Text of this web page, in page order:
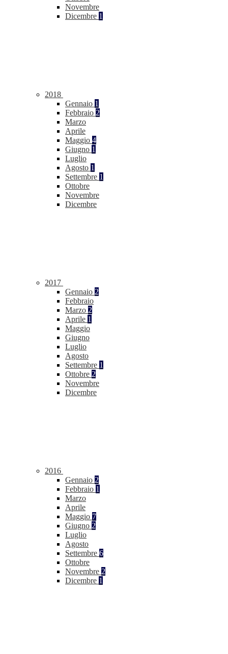
Novembre
Dicembre 1
2018
Gennaio 1
Febbraio 2
Marzo
Aprile
Maggio 4
Giugno 1
Luglio
Agosto 1
Settembre 1
Ottobre
Novembre
Dicembre
2017
Gennaio 2
Febbraio
Marzo 2
Aprile 1
Maggio
Giugno
Luglio
Agosto
Settembre 1
Ottobre 2
Novembre
Dicembre
2016
Gennaio 2
Febbraio 1
Marzo
Aprile
Maggio 7
Giugno 2
Luglio
Agosto
Settembre 6
Ottobre
Novembre 2
Dicembre 1